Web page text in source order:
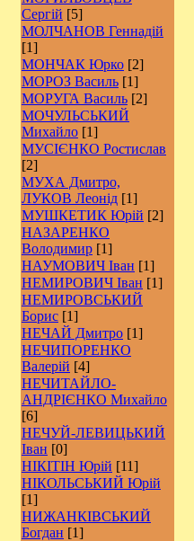
Сергій [5]
МОЛЧАНОВ Геннадій
[1]
МОНЧАК Юрко [2]
МОРОЗ Василь [1]
МОРУГА Василь [2]
МОЧУЛЬСЬКИЙ
Михайло [1]
МУСІЄНКО Ростислав
[2]
МУХА Дмитро,
ЛУКОВ Леонід [1]
МУШКЕТИК Юрій [2]
НАЗАРЕНКО
Володимир [1]
НАУМОВИЧ Іван [1]
НЕМИРОВИЧ Іван [1]
НЕМИРОВСЬКИЙ
Борис [1]
НЕЧАЙ Дмитро [1]
НЕЧИПОРЕНКО
Валерій [4]
НЕЧИТАЙЛО-
АНДРІЄНКО Михайло
[6]
НЕЧУЙ-ЛЕВИЦЬКИЙ
Іван [0]
НІКІТІН Юрій [11]
НІКОЛЬСЬКИЙ Юрій
[1]
НИЖАНКІВСЬКИЙ
Богдан [1]